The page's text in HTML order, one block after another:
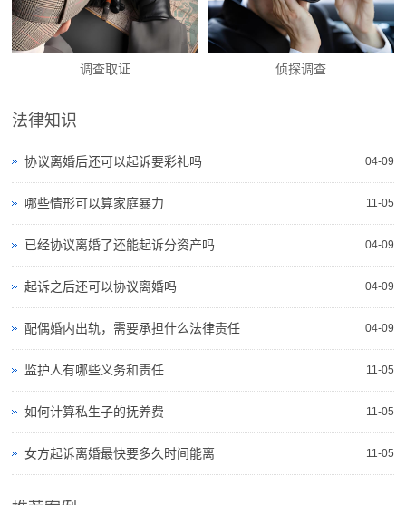
调查取证 侦探调查
法律知识
04-09
协议离婚后还可以起诉要彩礼吗
11-05
哪些情形可以算家庭暴力
04-09
已经协议离婚了还能起诉分资产吗
04-09
起诉之后还可以协议离婚吗
04-09
配偶婚内出轨，需要承担什么法律责任
11-05
监护人有哪些义务和责任
11-05
如何计算私生子的抚养费
11-05
女方起诉离婚最快要多久时间能离